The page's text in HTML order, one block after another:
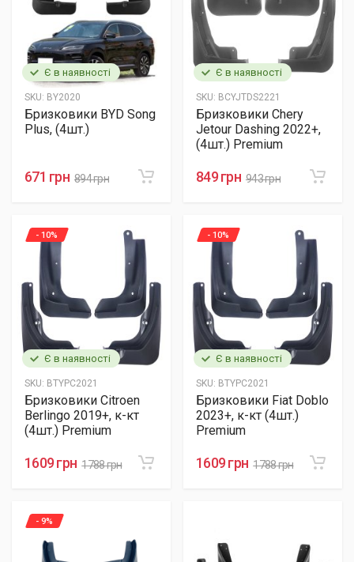
Є в наявності
SKU: BY2020
Бризковики BYD Song
Plus, (4шт.)
671 грн 894 грн
Є в наявності
SKU: BCYJTDS2221
Бризковики Chery
Jetour Dashing 2022+,
(4шт.) Premium
849 грн 943 грн
Є в наявності
SKU: BTYPC2021
- 10%
Бризковики Citroen
Berlingo 2019+, к-кт
(4шт.) Premium
1609 грн 1788 грн
Є в наявності
SKU: BTYPC2021
- 10%
Бризковики Fiat Doblo
2023+, к-кт (4шт.)
Premium
1609 грн 1788 грн
- 9%